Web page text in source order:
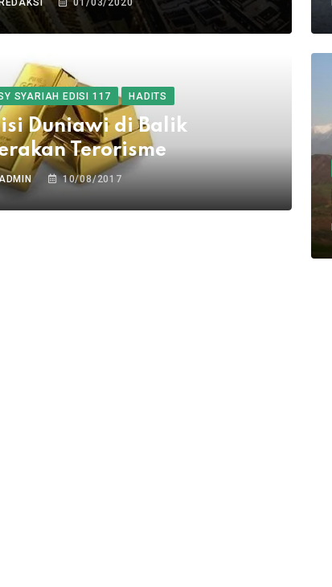
REDAKSI 01/03/2020
SYARIAH EDISI 117 HADITS
Duniawi di Balik
Terorisme
10/08/2017